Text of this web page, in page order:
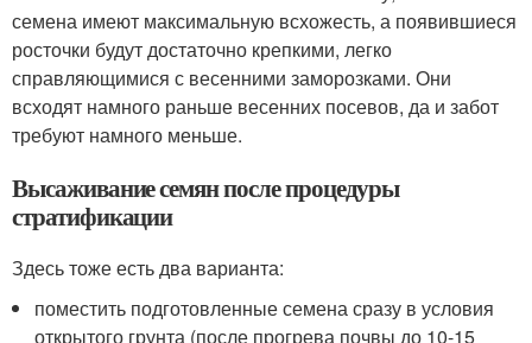
семена имеют максимальную всхожесть, а появившиеся
росточки будут достаточно крепкими, легко
справляющимися с весенними заморозками. Они
всходят намного раньше весенних посевов, да и забот
требуют намного меньше.
Высаживание семян после процедуры
стратификации
Здесь тоже есть два варианта:
поместить подготовленные семена сразу в условия
открытого грунта (после прогрева почвы до 10-15